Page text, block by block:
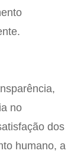
no
dos
humano, a